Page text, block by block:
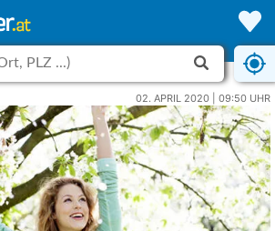
02. APRIL 2020 | 09:50 UHR